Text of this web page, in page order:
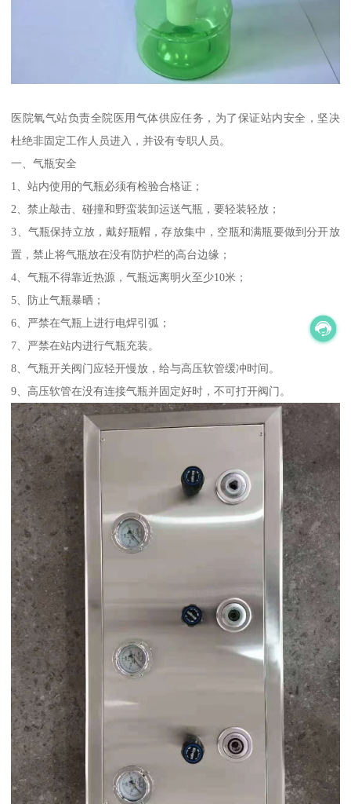
医院氧气站负责全院医用气体供应任务，为了保证站内安全，坚决
杜绝非固定工作人员进入，并设有专职人员。
一、气瓶安全
1、站内使用的气瓶必须有检验合格证；
2、禁止敲击、碰撞和野蛮装卸运送气瓶，要轻装轻放；
3、气瓶保持立放，戴好瓶帽，存放集中，空瓶和满瓶要做到分开放
置，禁止将气瓶放在没有防护栏的高台边缘；
4、气瓶不得靠近热源，气瓶远离明火至少10米；
5、防止气瓶暴晒；
6、严禁在气瓶上进行电焊引弧；
7、严禁在站内进行气瓶充装。
8、气瓶开关阀门应轻开慢放，给与高压软管缓冲时间。
9、高压软管在没有连接气瓶并固定好时，不可打开阀门。